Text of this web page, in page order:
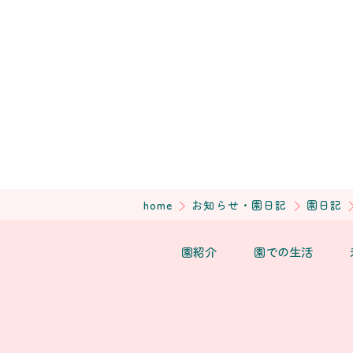
home お知らせ・園日記 園日記
園紹介 園での生活